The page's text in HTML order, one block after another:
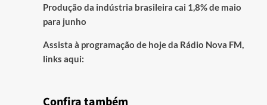
Produção da indústria brasileira cai 1,8% de maio
para junho
Assista à programação de hoje da Rádio Nova FM,
links aqui: